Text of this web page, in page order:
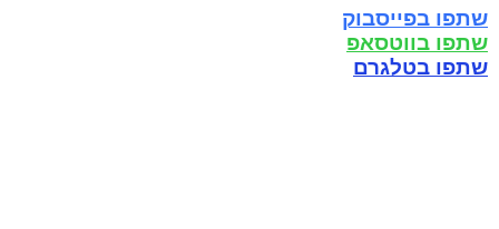
שתפו בפייסבוק
שתפו בווטסאפ
שתפו בטלגרם